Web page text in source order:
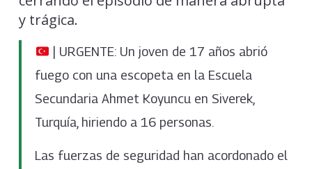
y trágica.
| URGENTE: Un joven de 17 años abrió
fuego con una escopeta en la Escuela
Secundaria Ahmet Koyuncu en Siverek,
Turquía, hiriendo a 16 personas.
Las fuerzas de seguridad han acordonado el